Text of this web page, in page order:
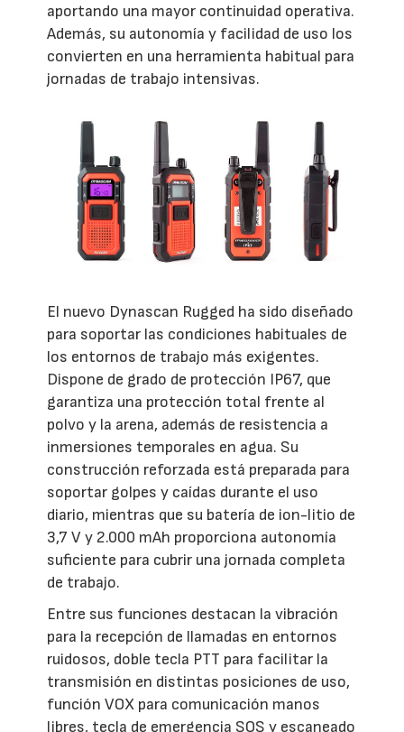
aportando una mayor continuidad operativa.
Además, su autonomía y facilidad de uso los
convierten en una herramienta habitual para
jornadas de trabajo intensivas.
El nuevo Dynascan Rugged ha sido diseñado
para soportar las condiciones habituales de
los entornos de trabajo más exigentes.
Dispone de grado de protección IP67, que
garantiza una protección total frente al
polvo y la arena, además de resistencia a
inmersiones temporales en agua. Su
construcción reforzada está preparada para
soportar golpes y caídas durante el uso
diario, mientras que su batería de ion-litio de
3,7 V y 2.000 mAh proporciona autonomía
suficiente para cubrir una jornada completa
de trabajo.
Entre sus funciones destacan la vibración
para la recepción de llamadas en entornos
ruidosos, doble tecla PTT para facilitar la
transmisión en distintas posiciones de uso,
función VOX para comunicación manos
libres, tecla de emergencia SOS y escaneado